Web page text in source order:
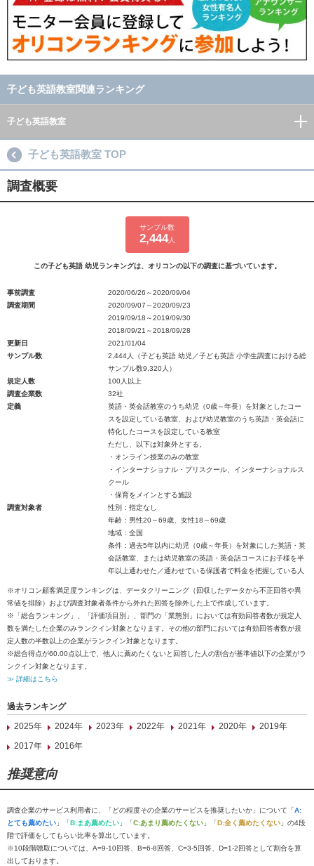
子ども英語教室関連ランキング
子ども英語教室
子ども英語教室 TOP
調査概要
サンプル数
2,444人
この子ども英語 幼児ランキングは、オリコンの以下の調査に基づいています。
事前調査
2020/06/26～2020/09/04
調査期間
2020/09/07～2020/09/23
2019/09/18～2019/09/30
2018/09/21～2018/09/28
更新日
2021/01/04
サンプル数
2,444人（子ども英語 幼児／子ども英語 小学生調査における総
サンプル数9,320人）
規定人数
100人以上
調査企業数
32社
定義
英語・英会話教室のうち幼児（0歳～年長）を対象としたコー
スを設定している教室、および幼児教室のうち英語・英会話に
特化したコースを設定している教室
ただし、以下は対象外とする。
・オンライン授業のみの教室
・インターナショナル・プリスクール、インターナショナルス
クール
・保育をメインとする施設
調査対象者
性別：指定なし
年齢：男性20～69歳、女性18～69歳
地域：全国
条件：過去5年以内に幼児（0歳～年長）を対象にした英語・英
会話教室、または幼児教室の英語・英会話コースにお子様を半
年以上通わせた／通わせている保護者で料金を把握している人
※オリコン顧客満足度ランキングは、データクリーニング（回収したデータから不正回答や異
常値を排除）および調査対象者条件から外れた回答を除外した上で作成しています。
※「総合ランキング」、「評価項目別」、部門の「業態別」においては有効回答者数が規定人
数を満たした企業のみランクイン対象となります。その他の部門においては有効回答者数が規
定人数の半数以上の企業がランクイン対象となります。
※総合得点が60.00点以上で、他人に薦めたくないと回答した人の割合が基準値以下の企業がラ
ンクイン対象となります。
≫ 詳細はこちら
過去ランキング
2025年
2024年 2023年 2022年 2021年 2020年
2019年
2017年
2016年
推奨意向
調査企業のサービス利用者に、「どの程度その企業のサービスを推奨したいか」について「A:
とても薦めたい 」「B:まあ薦めたい 」「C:あまり薦めたくない 」「D:全く薦めたくない 」の4段
階で評価をしてもらい比率を算出しています。
※10段階聴取については、A=9-10回答、B=6-8回答、C=3-5回答、D=1-2回答として割合を算
出しております。